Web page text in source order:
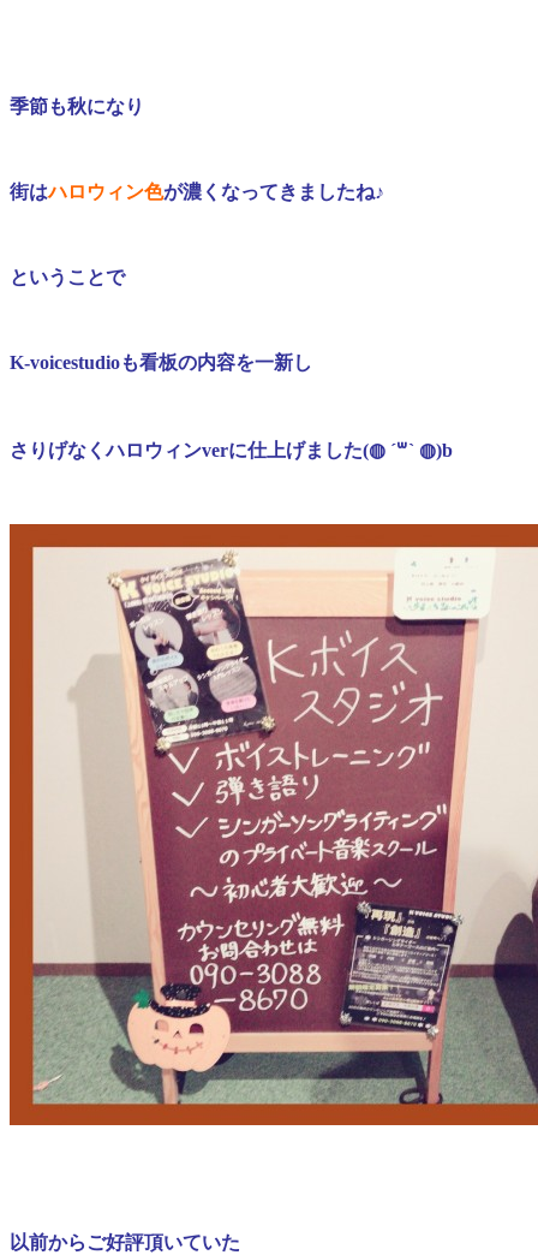
季節も秋になり
街はハロウィン色が濃くなってきましたね♪
ということで
K-voicestudioも看板の内容を一新し
さりげなくハロウィンverに仕上げました(◍ ´꒳` ◍)b
以前からご好評頂いていた